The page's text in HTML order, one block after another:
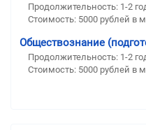
Продолжительность: 1-2
Стоимость: 5000 рублей в
Обществознание
Продолжительность: 1-2
Стоимость: 5000 рублей в